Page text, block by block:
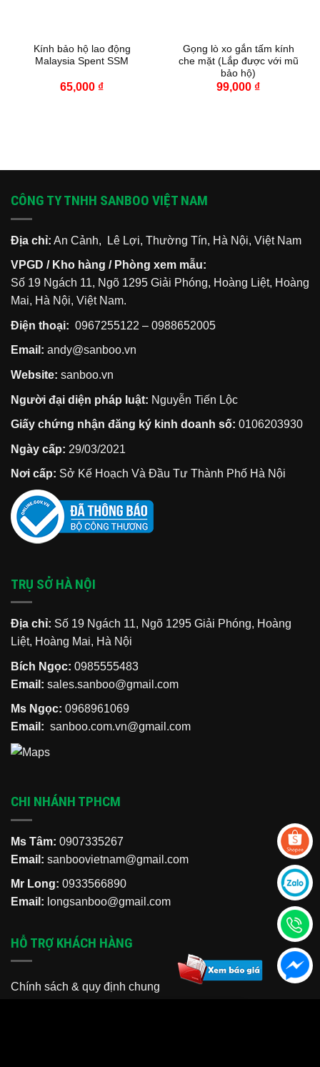
Kính bảo hộ lao động
Malaysia Spent SSM
65,000 ₫
Gọng lò xo gắn tấm kính
che mặt (Lắp được với mũ
bảo hộ)
99,000 ₫
CÔNG TY TNHH SANBOO VIỆT NAM
Địa chỉ: An Cảnh, Lê Lợi, Thường Tín, Hà Nội, Việt Nam
VPGD / Kho hàng / Phòng xem mẫu:
Số 19 Ngách 11, Ngõ 1295 Giải Phóng, Hoàng Liệt, Hoàng
Mai, Hà Nội, Việt Nam.
Điện thoại: 0967255122 – 0988652005
Email: andy@sanboo.vn
Website: sanboo.vn
Người đại diện pháp luật: Nguyễn Tiến Lộc
Giấy chứng nhận đăng ký kinh doanh số: 0106203930
Ngày cấp: 29/03/2021
Nơi cấp: Sở Kế Hoạch Và Đầu Tư Thành Phố Hà Nội
TRỤ SỞ HÀ NỘI
Địa chỉ: Số 19 Ngách 11, Ngõ 1295 Giải Phóng, Hoàng
Liệt, Hoàng Mai, Hà Nội
Bích Ngọc: 0985555483
Email: sales.sanboo@gmail.com
Ms Ngọc: 0968961069
Email: sanboo.com.vn@gmail.com
CHI NHÁNH TPHCM
Ms Tâm: 0907335267
Email: sanboovietnam@gmail.com
Mr Long: 0933566890
Email: longsanboo@gmail.com
HỖ TRỢ KHÁCH HÀNG
Chính sách & quy định chung